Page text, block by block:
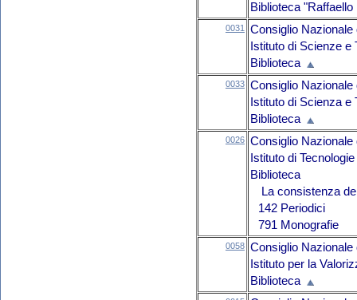
Biblioteca "Raffaello
0031
Consiglio Nazionale
Istituto di Scienze e
Biblioteca
0033 Consiglio Nazionale
Istituto di Scienza
Biblioteca
0026 Consiglio Nazionale
Istituto di
Biblioteca
La consistenza
142 Periodici
791 Monografie
0058 Consiglio Nazionale
Istituto per la
Biblioteca